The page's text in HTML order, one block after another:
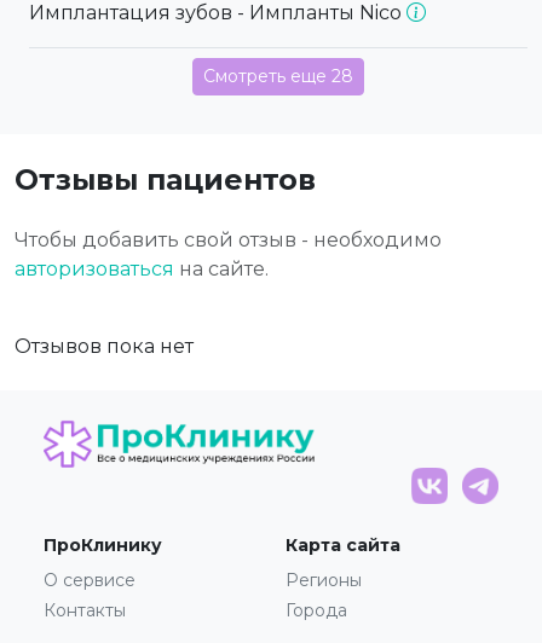
Имплантация зубов - Импланты Nico
Смотреть еще 28
Отзывы пациентов
Чтобы добавить свой отзыв - необходимо
авторизоваться на сайте.
Отзывов пока нет
ПроКлинику
О сервисе
Контакты
Карта сайта
Регионы
Города